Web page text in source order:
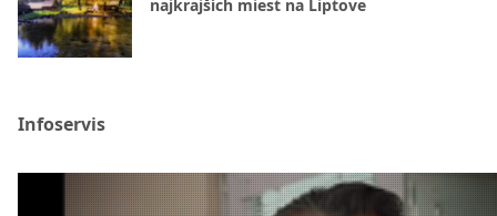
najkrajších miest na Liptove
Infoservis